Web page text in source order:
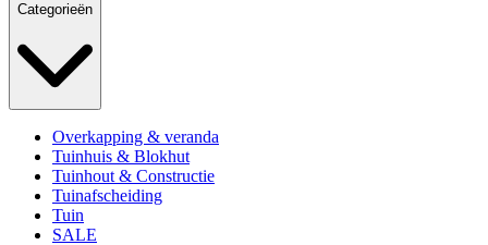
Categorieën
Overkapping & veranda
Tuinhuis & Blokhut
Tuinhout & Constructie
Tuinafscheiding
Tuin
SALE